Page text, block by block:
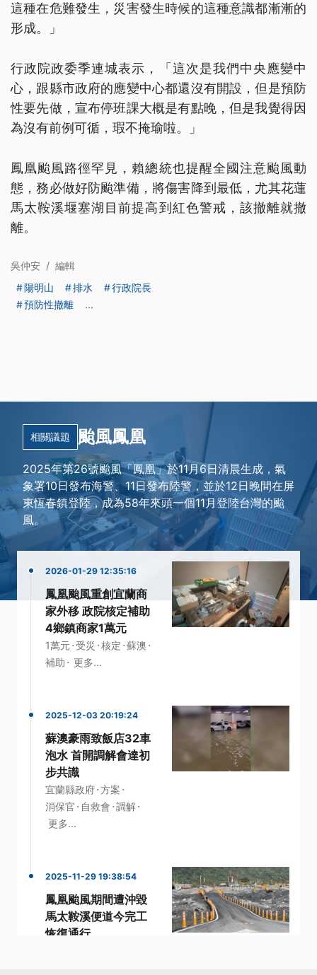
這種在危難發生，災害發生時候的這種意識都漸漸的
形成。」
行政院政委季連城表示，「這次是我們中央應變中
心，跟縣市政府的應變中心都還沒有開設，但是預防
性要先做，宣布停班課大概是有點晚，但是我覺得因
為沒有前例可循，瑕不掩瑜啦。」
鳳凰颱風路徑罕見，賴總統也提醒全國注意颱風動
態，務必做好防颱準備，將傷害降到最低，尤其花蓮
馬太鞍溪堰塞湖目前提高到紅色警戒，該撤離就撤
離。
吳仲安 / 編輯
陽明山
排水
行政院長
預防性撤離
...
相關議題 颱風鳳凰
2025年第26號颱風「鳳凰」於11月6日清晨生成，氣
象署10日發布海警、11日發布陸警，並於12日晚間在屏
東恆春鎮登陸，成為58年來頭一個11月登陸台灣的颱
風。
2026-01-29 12:35:16
鳳凰颱風重創宜蘭商
家外移 政院核定補助
4鄉鎮商家1萬元
1萬元· 受災 ·核定 ·蘇澳 ·
補助 · 更多...
2025-12-03 20:19:24
蘇澳豪雨致飯店32車
泡水 首開調解會達初
步共識
宜蘭縣政府·方案 ·
消保官 · 自救會 ·調解·
更多...
2025-11-29 19:38:54
鳳凰颱風期間遭沖毀
馬太鞍溪便道今完工
恢復通行